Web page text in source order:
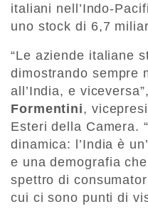
italiani nell’Indo-
uno stock di 6,7
“Le aziende italiane
dimostrando sempre
all’India, e
Formentini,
Esteri della Camera.
dinamica: l’India è
e una demografia
spettro di
cui ci sono punti di